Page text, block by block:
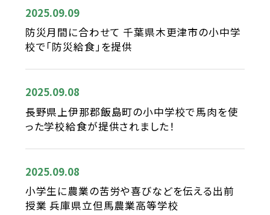
2025.09.09
防災月間に合わせて 千葉県木更津市の小中学
校で「防災給食」を提供
2025.09.08
長野県上伊那郡飯島町の小中学校で馬肉を使
った学校給食が提供されました！
2025.09.08
小学生に農業の苦労や喜びなどを伝える出前
授業 兵庫県立但馬農業高等学校